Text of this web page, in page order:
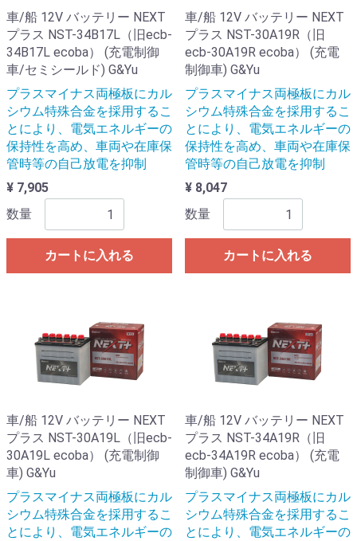
車/船 12V バッテリー NEXT
プラス NST-34B17L（旧ecb-
34B17L ecoba） (充電制御
車/セミシールド) G&Yu
プラスマイナス両極板にカル
シウム特殊合金を採用するこ
とにより、電気エネルギーの
保持性を高め、車両や在庫保
管時等の自己放電を抑制
¥ 7,905
数量
カートに入れる
車/船 12V バッテリー NEXT
プラス NST-30A19R（旧
ecb-30A19R ecoba） (充電
制御車) G&Yu
プラスマイナス両極板にカル
シウム特殊合金を採用するこ
とにより、電気エネルギーの
保持性を高め、車両や在庫保
管時等の自己放電を抑制
¥ 8,047
数量
カートに入れる
車/船 12V バッテリー NEXT
プラス NST-30A19L（旧ecb-
30A19L ecoba） (充電制御
車) G&Yu
プラスマイナス両極板にカル
シウム特殊合金を採用するこ
とにより、電気エネルギーの
車/船 12V バッテリー NEXT
プラス NST-34A19R（旧
ecb-34A19R ecoba） (充電
制御車) G&Yu
プラスマイナス両極板にカル
シウム特殊合金を採用するこ
とにより、電気エネルギーの